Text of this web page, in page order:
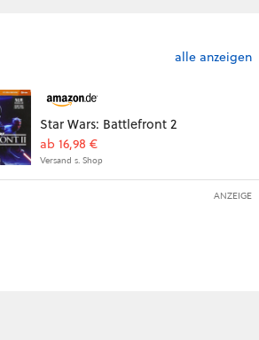
alle anzeigen
Star Wars: Battlefront 2
ab 16,98 €
Versand s. Shop
ANZEIGE